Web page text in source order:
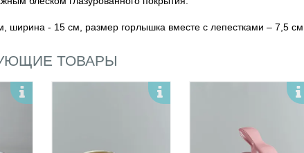
ширина - 15 см, размер горлышка вместе с лепестками – 7,5 см.
ТОВАРЫ